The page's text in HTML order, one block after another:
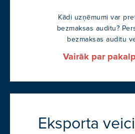
Kādi uzņēmumi var
bezmaksas auditu?
bezmaksas auditu
Vairāk par
Eksporta